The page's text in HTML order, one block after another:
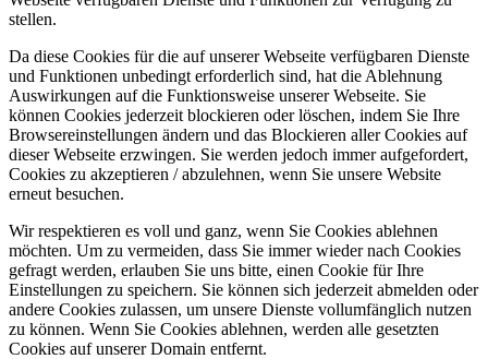
stellen.
Da diese Cookies für die auf unserer Webseite verfügbaren Dienste
und Funktionen unbedingt erforderlich sind, hat die Ablehnung
Auswirkungen auf die Funktionsweise unserer Webseite. Sie
können Cookies jederzeit blockieren oder löschen, indem Sie Ihre
Browsereinstellungen ändern und das Blockieren aller Cookies auf
dieser Webseite erzwingen. Sie werden jedoch immer aufgefordert,
Cookies zu akzeptieren / abzulehnen, wenn Sie unsere Website
erneut besuchen.
Wir respektieren es voll und ganz, wenn Sie Cookies ablehnen
möchten. Um zu vermeiden, dass Sie immer wieder nach Cookies
gefragt werden, erlauben Sie uns bitte, einen Cookie für Ihre
Einstellungen zu speichern. Sie können sich jederzeit abmelden oder
andere Cookies zulassen, um unsere Dienste vollumfänglich nutzen
zu können. Wenn Sie Cookies ablehnen, werden alle gesetzten
Cookies auf unserer Domain entfernt.